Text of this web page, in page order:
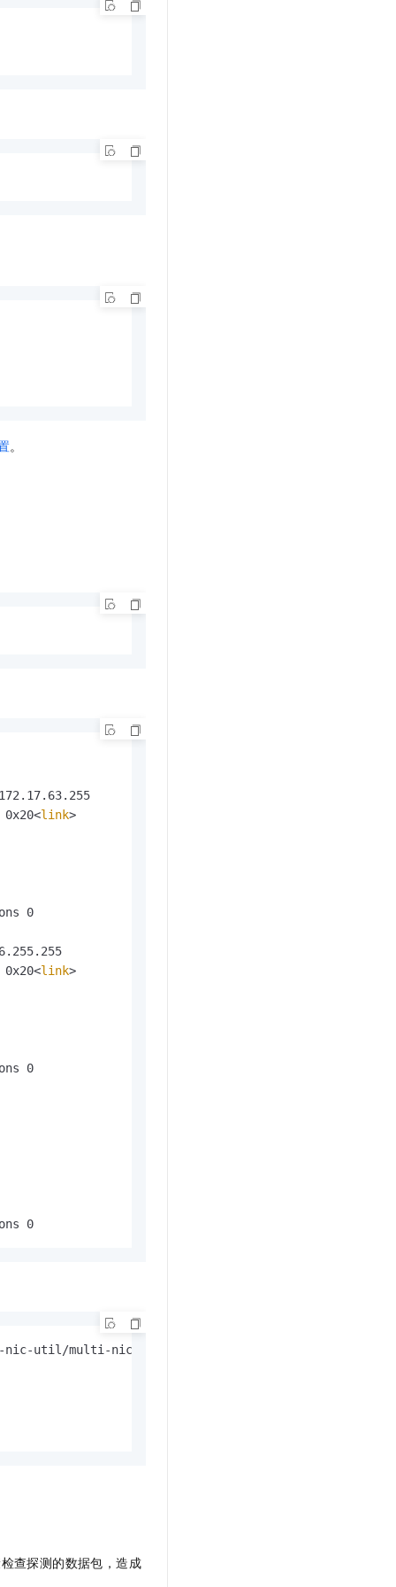
。
0x20<
link>
0
0x20<
link>
0
0
nic-util/multi-nic-util-0.6.tgz
查探测的数据包，造成